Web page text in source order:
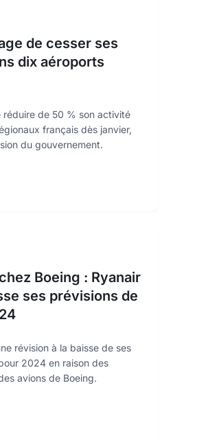
de cesser ses
dix aéroports
réduire de 50 % son activité
français dès janvier,
du gouvernement.
Boeing : Ryanair
ses prévisions de
révision à la baisse de ses
2024 en raison des
avions de Boeing.